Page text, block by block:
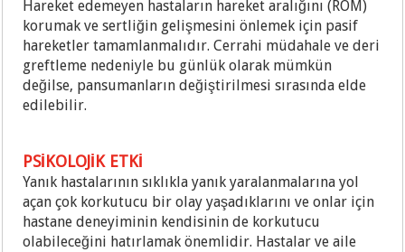
Hareket edemeyen hastaların hareket aralığını (ROM)
korumak ve sertliğin gelişmesini önlemek için pasif
hareketler tamamlanmalıdır. Cerrahi müdahale ve deri
greftleme nedeniyle bu günlük olarak mümkün
değilse, pansumanların değiştirilmesi sırasında elde
edilebilir.
PSİKOLOJİK ETKİ
Yanık hastalarının sıklıkla yanık yaralanmalarına yol
açan çok korkutucu bir olay yaşadıklarını ve onlar için
hastane deneyiminin kendisinin de korkutucu
olabileceğini hatırlamak önemlidir. Hastalar ve aile